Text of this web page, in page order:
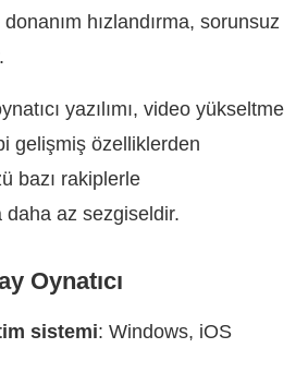
hızlandırma, sorunsuz
yazılımı, video yükseltme
gelişmiş özelliklerden
bazı rakiplerle
daha az sezgiseldir.
Oynatıcı
sistemi: Windows, iOS